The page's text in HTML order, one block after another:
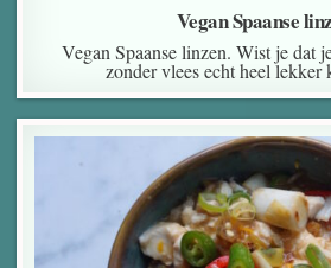
Vegan Spaanse
Vegan Spaanse linzen. Wist je dat
zonder vlees echt heel lekker